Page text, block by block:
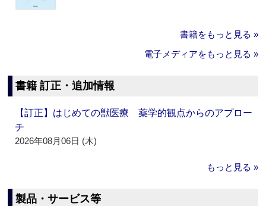
書籍をもっと見る »
電子メディアをもっと見る »
書籍 訂正・追加情報
【訂正】はじめての獣医療 薬学的観点からのアプロー
チ
2026年08月06日 (木)
もっと見る »
製品・サービス等